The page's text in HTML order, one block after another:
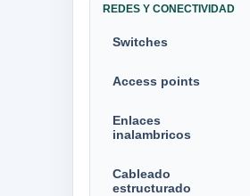
REDES Y CONECTIVIDAD
Switches
Access points
Enlaces
inalambricos
Cableado
estructurado